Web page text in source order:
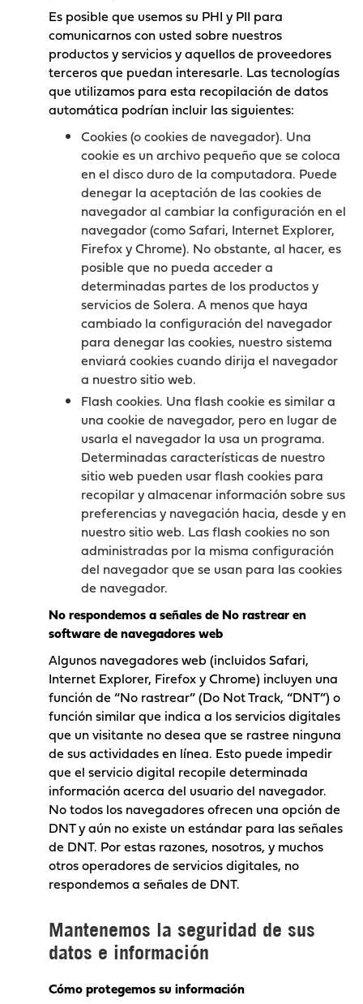
Es posible que usemos su PHI y PII para
comunicarnos con usted sobre nuestros
productos y servicios y aquellos de proveedores
terceros que puedan interesarle. Las tecnologías
que utilizamos para esta recopilación de datos
automática podrían incluir las siguientes:
Cookies (o cookies de navegador). Una
cookie es un archivo pequeño que se coloca
en el disco duro de la computadora. Puede
denegar la aceptación de las cookies de
navegador al cambiar la configuración en el
navegador (como Safari, Internet Explorer,
Firefox y Chrome). No obstante, al hacer, es
posible que no pueda acceder a
determinadas partes de los productos y
servicios de Solera. A menos que haya
cambiado la configuración del navegador
para denegar las cookies, nuestro sistema
enviará cookies cuando dirija el navegador
a nuestro sitio web.
Flash cookies. Una flash cookie es similar a
una cookie de navegador, pero en lugar de
usarla el navegador la usa un programa.
Determinadas características de nuestro
sitio web pueden usar flash cookies para
recopilar y almacenar información sobre sus
preferencias y navegación hacia, desde y en
nuestro sitio web. Las flash cookies no son
administradas por la misma configuración
del navegador que se usan para las cookies
de navegador.
No respondemos a señales de No rastrear en
software de navegadores web
Algunos navegadores web (incluidos Safari,
Internet Explorer, Firefox y Chrome) incluyen una
función de “No rastrear” (Do Not Track, “DNT”) o
función similar que indica a los servicios digitales
que un visitante no desea que se rastree ninguna
de sus actividades en línea. Esto puede impedir
que el servicio digital recopile determinada
información acerca del usuario del navegador.
No todos los navegadores ofrecen una opción de
DNT y aún no existe un estándar para las señales
de DNT. Por estas razones, nosotros, y muchos
otros operadores de servicios digitales, no
respondemos a señales de DNT.
Mantenemos la seguridad de sus
datos e información
Cómo protegemos su información